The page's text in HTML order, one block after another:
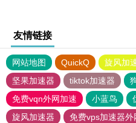
友情链接
网站地图 QuickQ 旋风加
坚果加速器
tiktok加速器
免费vqn外网加速
小蓝鸟
旋风加速器
免费vps加速器外